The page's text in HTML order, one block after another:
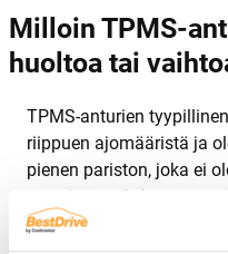
Milloin TPMS-
huoltoa tai
TPMS-anturien
riippuen ajomääristä ja
pienen pariston, joka ei
anturi on vaihdettava
merkkejä anturin